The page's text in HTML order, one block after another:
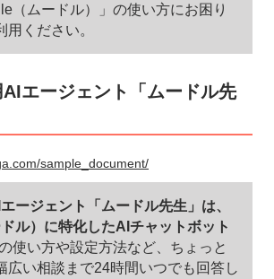
（ムードル）」の使い方にお困り
ください。
エージェント「ムードル先
sample_document/
ージェント「ムードル先生」は、
ル）に特化したAIチャットボット
使い方や設定方法など、ちょっと
広い相談まで24時間いつでも回答し